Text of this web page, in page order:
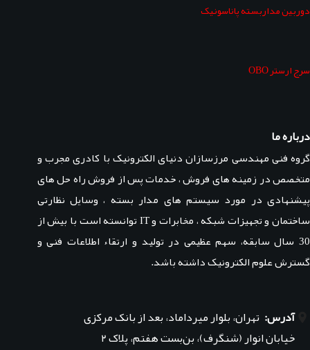
دوربین مداربسته پاناسونیک
سرج ارستر OBO
درباره ما
گروه فنی مهندسی مرزسازان دنیای الکترونیک با کادری مجرب و
متخصص در زمینه های فروش ، خدمات پس از فروش راه حل های
پیشنهادی در مورد سیستم های مدار بسته ، وسایل نظارتی
ساختمان و تجهیزات شبکه ، مخابرات و IT توانسته است با بیش از
30 سال سابقه، سهم عظیمی در تولید و ارتقاء اطلاعات فنی و
گسترش علوم الکترونیک داشته باشد.
آدرس: تهران، بلوار میرداماد، بعد از بانک مرکزی
خیابان انوار (شنگرف)، بن‌بست هفتم، پلاک ۲